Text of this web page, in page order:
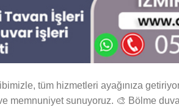
tüm hizmetleri ayağınıza
memnuniyet sunuyoruz. 🎨 Bölme